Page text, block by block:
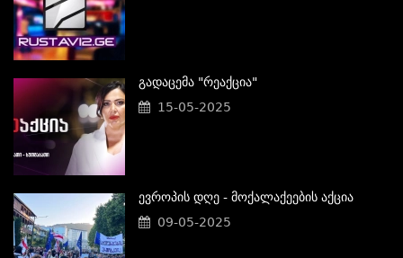
Გადაცემა "რეაქცია"
15-05-2025
Ევროპის Დღე - Მოქალაქეების Აქცია
09-05-2025